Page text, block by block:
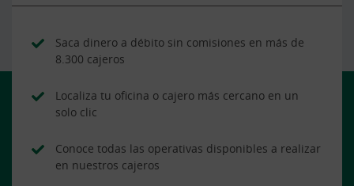
Saca dinero a débito sin comisiones en más de
8.300 cajeros
Localiza tu oficina o cajero más cercano en un
solo clic
Conoce todas las operativas disponibles a realizar
en nuestros cajeros